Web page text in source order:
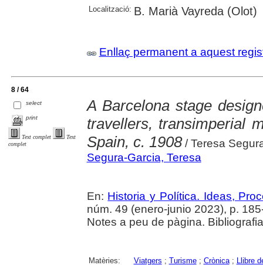
Localització: B. Marià Vayreda (Olot)
Enllaç permanent a aquest
8 / 64
select
print
Text complet
Text
complet
A Barcelona stage
travellers, transimperial
Spain, c. 1908/ Teresa
Segura-Garcia, Teresa
En: Historia y Política. Ideas,
núm. 49 (enero-junio 2023), p.
Notes a peu de pàgina.
Matèries: Viatgers ; Turisme; Crònica;
Llibre